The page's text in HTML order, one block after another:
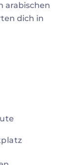
arabischen
dich in